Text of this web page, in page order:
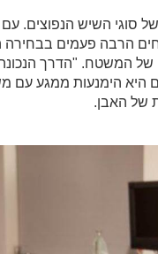
של סוגי השיש הנפוצים.
הרבה פעמים בבחירה
של המשטח. "הדרך
היא הימנעות ממגע עם
של האבן.